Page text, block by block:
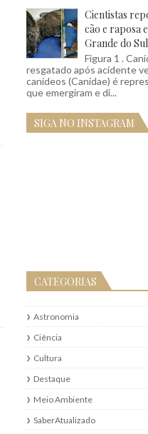
Cientistas
cão e raposa
Grande do Sul
Figura 1 .
resgatado após acidente
canídeos (Canidae) é
que emergiram e di...
SIGA NO INSTAGRAM
CATEGORIAS
Astronomia
Ciência
Cultura
Destaque
Meio Ambiente
SaberAtualizado